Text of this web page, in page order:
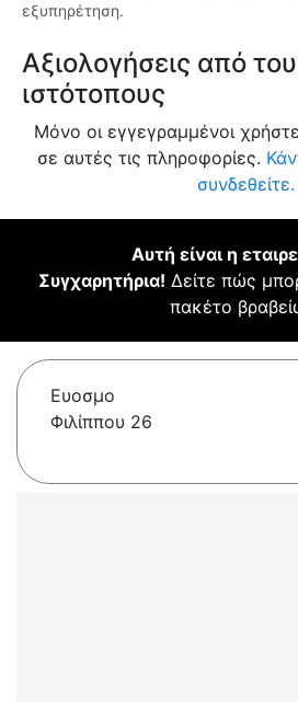
εξυπηρέτηση.
Αξιολογήσεις από
ιστότοπους
Μόνο οι εγγεγραμμένοι
σε αυτές τις πληροφορίες.
συνδεθείτε.
Αυτή είναι η
Συγχαρητήρια! Δείτε πώς
πακέτο
Ευοσμο
Φιλίππου 26